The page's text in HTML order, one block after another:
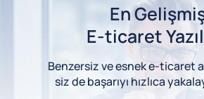
En
E-ticaret
Benzersiz ve esnek e-ticaret
siz de başarıyı hızlıca